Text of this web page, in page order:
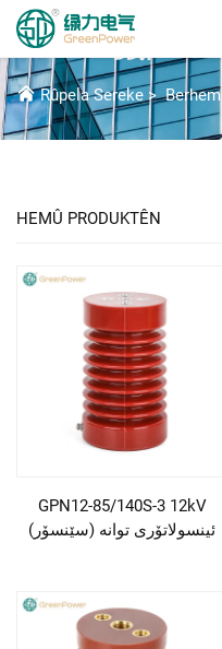
Berhem
Çareserî
Daxistin
پڕۆدەکتەکان
Rûpela Sereke>Berhem
HEMÛ PRODUKTÊN
GPN12-85/140S-3 12kV
ئینسولاتۆری توانە (سێنسۆر)